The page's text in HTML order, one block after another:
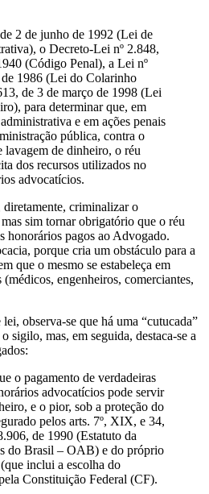
2 de junho de 1992 (Lei de
o Decreto-Lei nº 2.848,
(Código Penal), a Lei nº
1986 (Lei do Colarinho
de 3 de março de 1998 (Lei
para determinar que, em
e em ações penais
pública, contra o
lavagem de dinheiro, o réu
dos recursos utilizados no
advocatícios.
diretamente, criminalizar o
sim tornar obrigatório que o réu
honorários pagos ao Advogado.
porque cria um obstáculo para a
que o mesmo se estabeleça em
engenheiros, comerciantes,
observa-se que há uma “cutucada”
sigilo, mas, em seguida, destaca-se a
o pagamento de verdadeiras
advocatícios pode servir
e o pior, sob a proteção do
pelos arts. 7º, XIX, e 34,
de 1990 (Estatuto da
do Brasil – OAB) e do próprio
inclui a escolha do
Constituição Federal (CF).